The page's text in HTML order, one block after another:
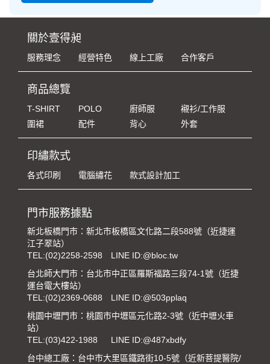
關於壹得昶
服務理念 經營特色 線上工廠 合作客戶
商品總覽
T-SHIRT POLO 廚師服
襯衫/工作服
圍裙
配件 背心 外套
印繡款式
各式印刷 電腦繡花 款式設計加工
門市服務據點
新北板橋門市：新北市板橋區文化路二段588號（近捷運
江子翠站）
TEL:(02)2258-2598
LINE ID:@bloc.tw
台北師大門市：台北市中正區羅斯福路三段74-1號（近捷
運台電大樓站）
TEL:(02)2369-0688
LINE ID:@503pplaq
桃園中壢門市：桃園市中壢區元化路2-3號（近中壢火車
站）
TEL:(03)422-1988
LINE ID:@487xbdfy
台中總工廠：台中市大里區鐵路街10-5號（近新菩提醫院/